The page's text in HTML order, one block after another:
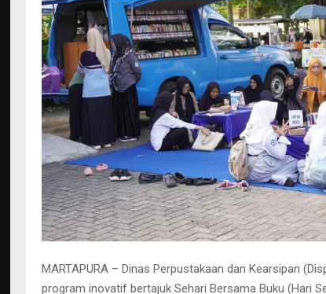
MARTAPURA – Dinas Perpustakaan dan Kearsipan
program inovatif bertajuk Sehari Bersama Buku (Hari